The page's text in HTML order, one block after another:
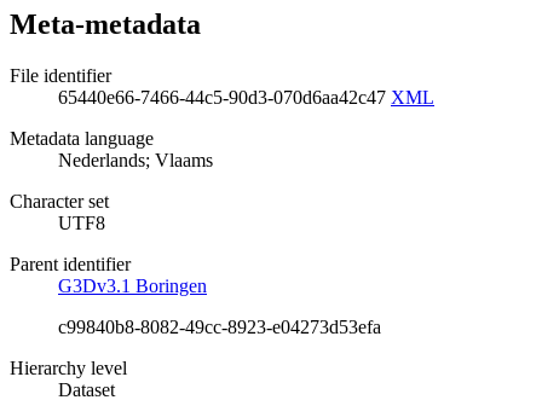
Meta-metadata
File identifier
65440e66-7466-44c5-90d3-070d6aa42c47 XML
Metadata language
Nederlands; Vlaams
Character set
UTF8
Parent identifier
G3Dv3.1 Boringen
c99840b8-8082-49cc-8923-e04273d53efa
Hierarchy level
Dataset